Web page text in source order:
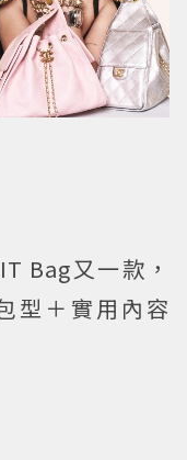
Bag又一款，
型＋實用內容